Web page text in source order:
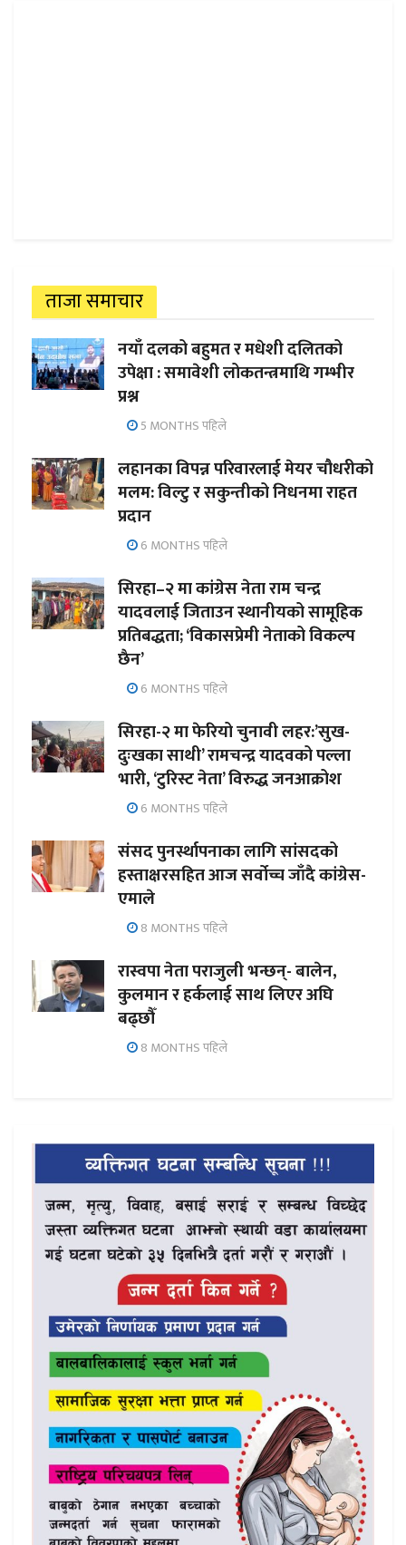
ताजा समाचार
नयाँ दलको बहुमत र मधेशी दलितको
उपेक्षा : समावेशी लोकतन्त्रमाथि गम्भीर
प्रश्न
5 MONTHS पहिले
लहानका विपन्न परिवारलाई मेयर चौधरीको
मलम: विल्टु र सकुन्तीको निधनमा राहत
प्रदान
6 MONTHS पहिले
सिरहा–२ मा कांग्रेस नेता राम चन्द्र
यादवलाई जिताउन स्थानीयको सामूहिक
प्रतिबद्धता; ‘विकासप्रेमी नेताको विकल्प
छैन’
6 MONTHS पहिले
सिरहा-२ मा फेरियो चुनावी लहर:’सुख-
दुःखका साथी’ रामचन्द्र यादवको पल्ला
भारी, ‘टुरिस्ट नेता’ विरुद्ध जनआक्रोश
6 MONTHS पहिले
संसद पुनर्स्थापनाका लागि सांसदको
हस्ताक्षरसहित आज सर्वोच्च जाँदै कांग्रेस-
एमाले
8 MONTHS पहिले
रास्वपा नेता पराजुली भन्छन्- बालेन,
कुलमान र हर्कलाई साथ लिएर अघि
बढ्छौँ
8 MONTHS पहिले